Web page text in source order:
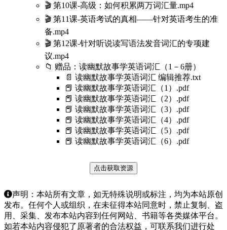
🎬 第10课-高级：如何积累两万词汇量.mp4
🎬 第11课-英语考试的真相——针对英语考生的准
备.mp4
🎬 第12课-针对听说读写语法发音词汇的专项建
议.mp4
📁 赠品：读幽默故事学英语词汇（1－6册）
📄 读幽默故事学英语词汇 编辑推荐.txt
📕 读幽默故事学英语词汇（1）.pdf
📕 读幽默故事学英语词汇（2）.pdf
📕 读幽默故事学英语词汇（3）.pdf
📕 读幽默故事学英语词汇（4）.pdf
📕 读幽默故事学英语词汇（5）.pdf
📕 读幽默故事学英语词汇（6）.pdf
点击获取资源
声明：本站所有文章，如无特殊说明或标注，均为本站原创
发布。任何个人或组织，在未征得本站同意时，禁止复制、盗
用、采集、发布本站内容到任何网站、书籍等各类媒体平台。
如若本站内容侵犯了原著者的合法权益，可联系我们进行处